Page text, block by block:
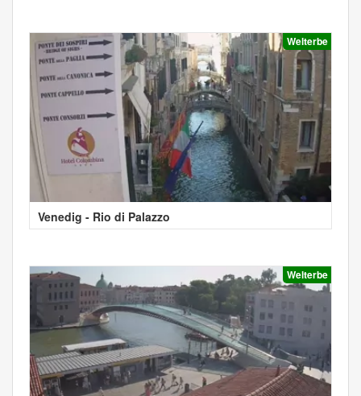
Welterbe
Venedig - Rio di Palazzo
Welterbe